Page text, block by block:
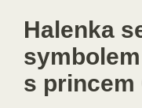
Halenka
s princem